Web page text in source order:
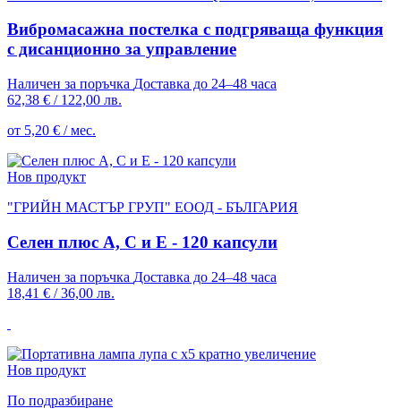
Вибромасажна постелка с подгряваща функция
с дисанционно за управление
Наличен за поръчка Доставка до 24–48 часа
62,38 € / 122,00 лв.
от 5,20 € / мес.
Нов продукт
"ГРИЙН МАСТЪР ГРУП" ЕООД - БЪЛГАРИЯ
Селен плюс A, C и E - 120 капсули
Наличен за поръчка Доставка до 24–48 часа
18,41 € / 36,00 лв.
Нов продукт
По подразбиране